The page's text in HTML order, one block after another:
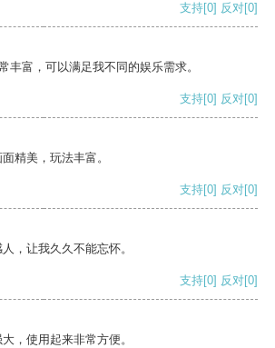
支持[0] 反对[0]
丰富，可以满足我不同的娱乐需求。
支持[0] 反对[0]
精美，玩法丰富。
支持[0] 反对[0]
，让我久久不能忘怀。
支持[0] 反对[0]
，使用起来非常方便。